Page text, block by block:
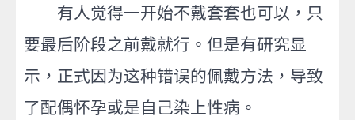
有人觉得一开始不戴套套也可以，只
要最后阶段之前戴就行。但是有研究显
示，正式因为这种错误的佩戴方法，导致
了配偶怀孕或是自己染上性病。